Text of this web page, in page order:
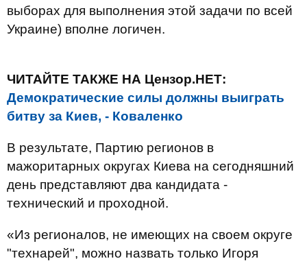
выборах для выполнения этой задачи по всей
Украине) вполне логичен.
ЧИТАЙТЕ ТАКЖЕ НА Цензор.НЕТ:
Демократические силы должны выиграть
битву за Киев, - Коваленко
В результате, Партию регионов в
мажоритарных округах Киева на сегодняшний
день представляют два кандидата -
технический и проходной.
«Из регионалов, не имеющих на своем округе
"технарей", можно назвать только Игоря